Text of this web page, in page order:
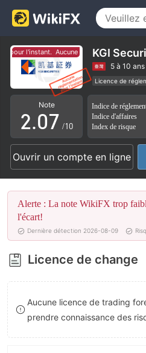
pour l'instant. Aucune réglementation pour
KGI
5 à 10 ans
Licence de
Risque élevé
Note
0
1
2
3
4
5
6
7
8
9
.0
1
2
3
4
5
6
7
8
9
3
4
5
6
7
8
9
/10
Indice d'affaires
Index de risque
Ouvrir un compte en ligne
Alerte : La note WikiFX trop
l'écart!
Dernière détection 2026-08-09
Licence de change
Aucune licence de trading
prendre connaissance des